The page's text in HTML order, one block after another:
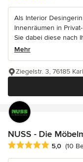
Als Interior
Innenräumen in
Sie dabei diese nach
Mehr
Ziegelstr. 3, 76185
NUSS - Die
Durchschnittliche
5,0 (10